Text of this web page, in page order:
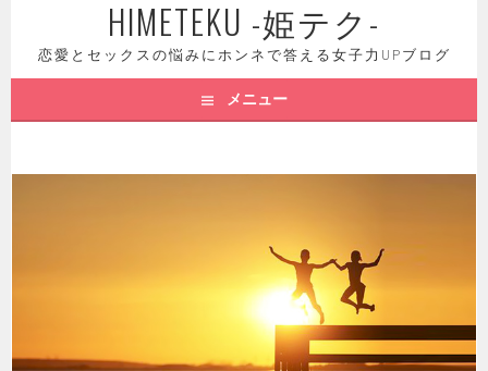
ツ
ス
HIMETEKU -姫テク-
恋愛とセックスの悩みにホンネで答える女子力UPブログ
メニュー